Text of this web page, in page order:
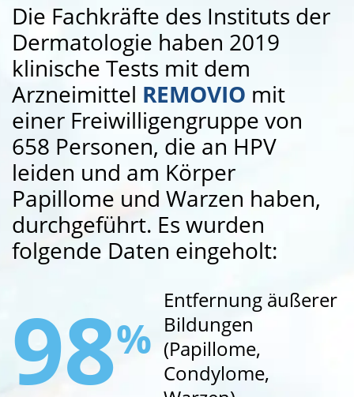
Die Fachkräfte des Instituts der
Dermatologie haben 2019
klinische Tests mit dem
Arzneimittel REMOVIO mit
einer Freiwilligengruppe von
658 Personen, die an HPV
leiden und am Körper
Papillome und Warzen haben,
durchgeführt. Es wurden
folgende Daten eingeholt:
98%
Entfernung äußerer
Bildungen
(Papillome,
Condylome,